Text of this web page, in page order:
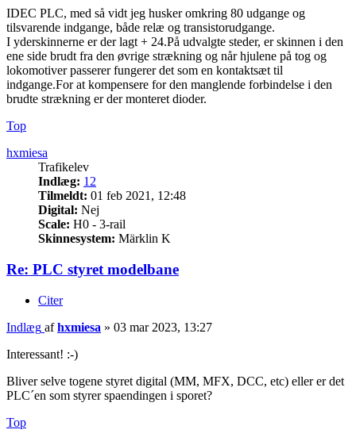
IDEC PLC, med så vidt jeg husker omkring 80 udgange og
tilsvarende indgange, både relæ og transistorudgange.
I yderskinnerne er der lagt + 24.På udvalgte steder, er skinnen i den
ene side brudt fra den øvrige strækning og når hjulene på tog og
lokomotiver passerer fungerer det som en kontaktsæt til
indgange.For at kompensere for den manglende forbindelse i den
brudte strækning er der monteret dioder.
Top
hxmiesa
Trafikelev
Indlæg: 12
Tilmeldt: 01 feb 2021, 12:48
Digital: Nej
Scale: H0 - 3-rail
Skinnesystem: Märklin K
Re: PLC styret modelbane
Citer
Indlæg afhxmiesa » 03 mar 2023, 13:27
Interessant! :-)
Bliver selve togene styret digital (MM, MFX, DCC, etc) eller er det
PLC´en som styrer spaendingen i sporet?
Top